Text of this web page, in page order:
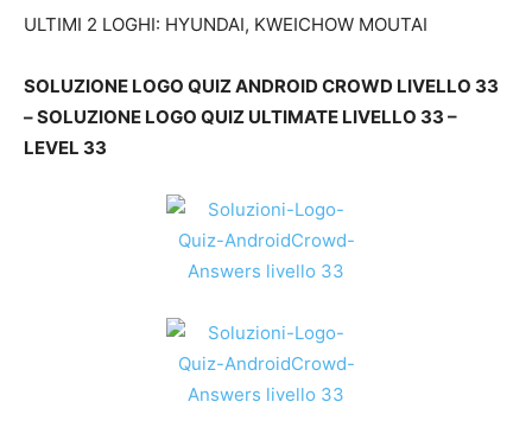
ULTIMI 2 LOGHI: HYUNDAI, KWEICHOW MOUTAI
SOLUZIONE LOGO QUIZ ANDROID CROWD LIVELLO 33
– SOLUZIONE LOGO QUIZ ULTIMATE LIVELLO 33 –
LEVEL 33